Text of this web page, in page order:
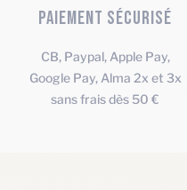
PAIEMENT SÉCURISÉ
CB, Paypal, Apple Pay,
Google Pay, Alma 2x et 3x
sans frais dès 50 €